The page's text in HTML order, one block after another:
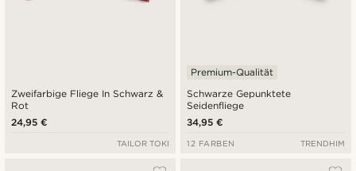
Zweifarbige Fliege In Schwarz &
Rot
24,95 €
TAILOR TOKI
Schwarze Gepunktete
Seidenfliege
Premium-Qualität
34,95 €
12 FARBEN TRENDHIM